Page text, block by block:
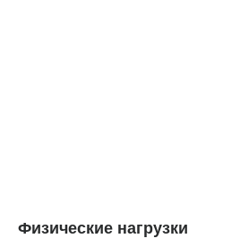
Физические нагрузки